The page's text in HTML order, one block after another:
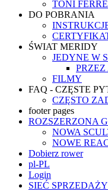
TONI
DO POBRANIA
ŚWIAT MERIDY
JEDYNE W
FILMY
FAQ - CZĘSTE
CZĘSTO
footer pages
ROZSZERZONA
NOWA
NOWE
Dobierz rower
pl-PL
Login
SIEĆ SPRZEDAŻY